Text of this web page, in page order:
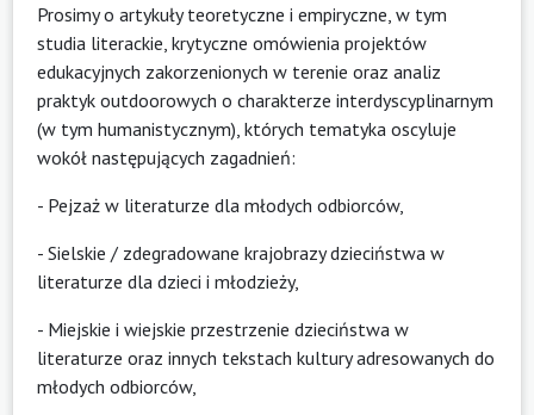
Prosimy o artykuły teoretyczne i empiryczne, w tym
studia literackie, krytyczne omówienia projektów
edukacyjnych zakorzenionych w terenie oraz analiz
praktyk outdoorowych o charakterze interdyscyplinarnym
(w tym humanistycznym), których tematyka oscyluje
wokół następujących zagadnień:
- Pejzaż w literaturze dla młodych odbiorców,
- Sielskie / zdegradowane krajobrazy dzieciństwa w
literaturze dla dzieci i młodzieży,
- Miejskie i wiejskie przestrzenie dzieciństwa w
literaturze oraz innych tekstach kultury adresowanych do
młodych odbiorców,